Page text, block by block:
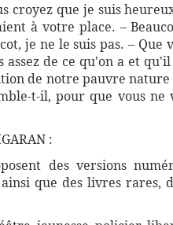
croyez que je suis
à votre place. –
je ne le suis pas. – Que
assez de ce qu'on a et
de notre pauvre
t-il, pour que vous ne
:
des versions
que des livres rares,